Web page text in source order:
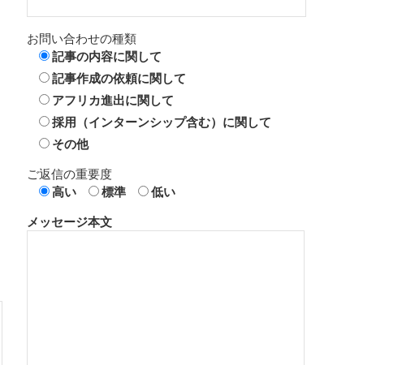
お問い合わせの種類
記事の内容に関して
記事作成の依頼に関して
アフリカ進出に関して
採用（インターンシップ含む）に関して
その他
ご返信の重要度
高い
標準 低い
メッセージ本文